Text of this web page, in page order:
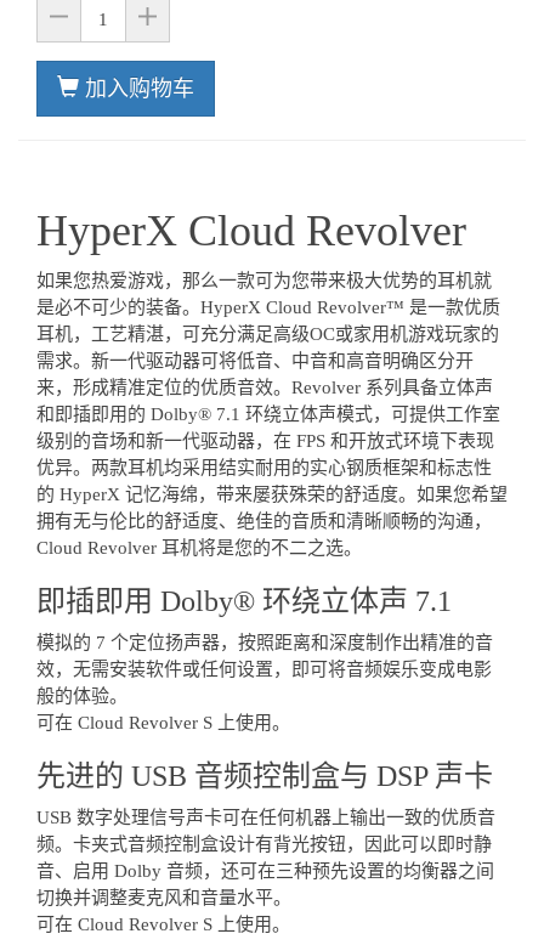
1
加入购物车
HyperX Cloud Revolver
如果您热爱游戏，那么一款可为您带来极大优势的耳机就
是必不可少的装备。HyperX Cloud Revolver™ 是一款优质
耳机，工艺精湛，可充分满足高级OC或家用机游戏玩家的
需求。新一代驱动器可将低音、中音和高音明确区分开
来，形成精准定位的优质音效。Revolver 系列具备立体声
和即插即用的 Dolby® 7.1 环绕立体声模式，可提供工作室
级别的音场和新一代驱动器，在 FPS 和开放式环境下表现
优异。两款耳机均采用结实耐用的实心钢质框架和标志性
的 HyperX 记忆海绵，带来屡获殊荣的舒适度。如果您希望
拥有无与伦比的舒适度、绝佳的音质和清晰顺畅的沟通，
Cloud Revolver 耳机将是您的不二之选。
即插即用 Dolby® 环绕立体声 7.1
模拟的 7 个定位扬声器，按照距离和深度制作出精准的音
效，无需安装软件或任何设置，即可将音频娱乐变成电影
般的体验。
可在 Cloud Revolver S 上使用。
先进的 USB 音频控制盒与 DSP 声卡
USB 数字处理信号声卡可在任何机器上输出一致的优质音
频。卡夹式音频控制盒设计有背光按钮，因此可以即时静
音、启用 Dolby 音频，还可在三种预先设置的均衡器之间
切换并调整麦克风和音量水平。
可在 Cloud Revolver S 上使用。